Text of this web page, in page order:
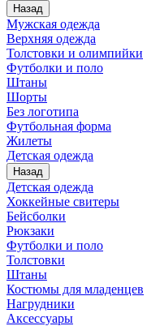
Назад
Мужская одежда
Верхняя одежда
Толстовки и олимпийки
Футболки и поло
Штаны
Шорты
Без логотипа
Футбольная форма
Жилеты
Детская одежда
Назад
Детская одежда
Хоккейные свитеры
Бейсболки
Рюкзаки
Футболки и поло
Толстовки
Штаны
Костюмы для младенцев
Нагрудники
Аксессуары